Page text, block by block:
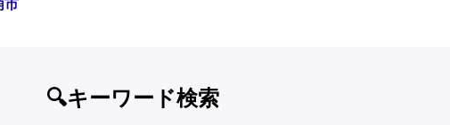
市
🔍キーワード検索